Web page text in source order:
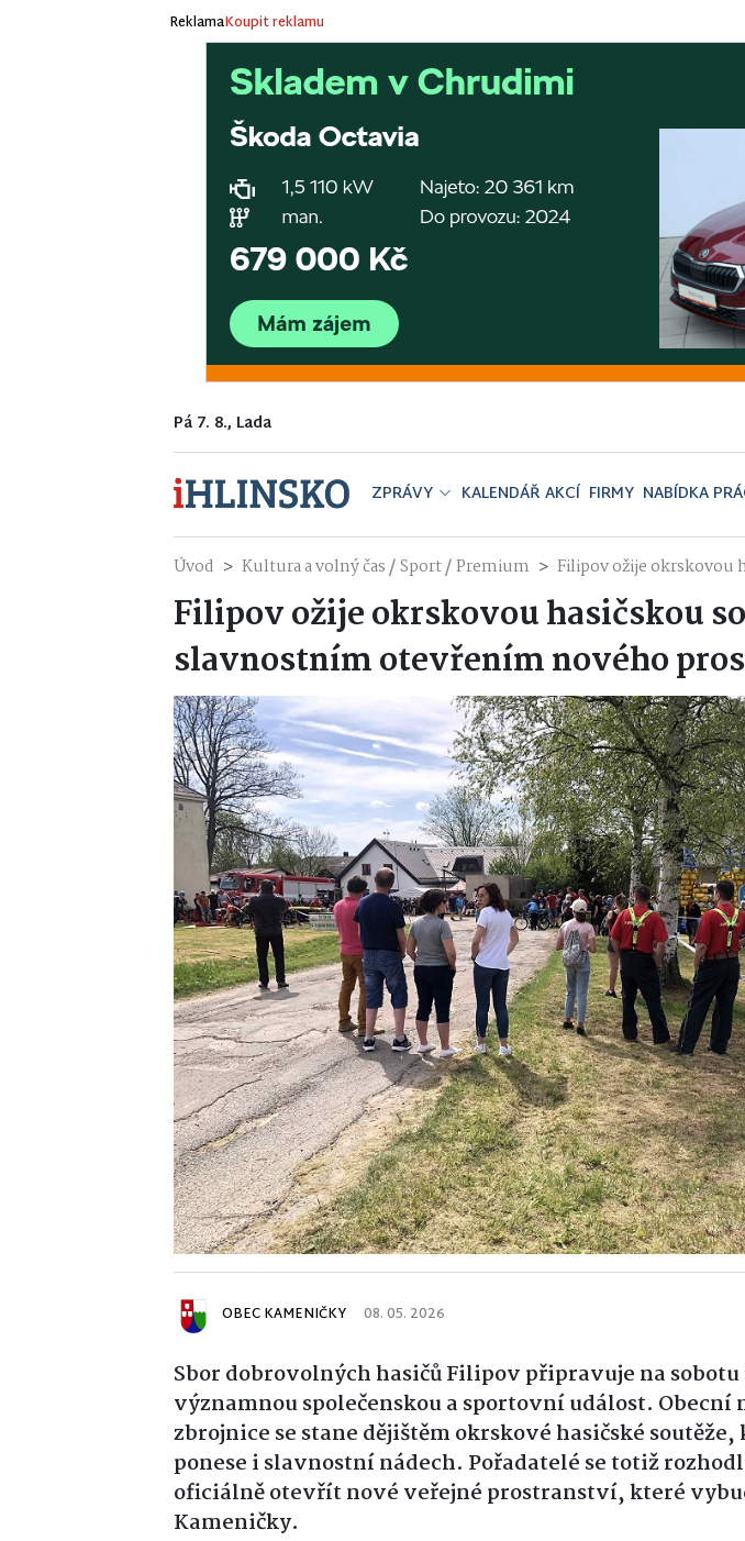
ReklamaKoupit reklamu
Pá 7. 8., Lada
ZPRÁVY KALENDÁŘ AKCÍ FIRMY NABÍDKA
Úvod Kultura a volný čas/Sport/Premium Filipov ožije okrskovou
Filipov ožije okrskovou hasičskou
slavnostním otevřením nového
OBEC KAMENIČKY 08. 05. 2026
Sbor dobrovolných hasičů Filipov připravuje na
významnou společenskou a sportovní událost. Obecní
zbrojnice se stane dějištěm okrskové hasičské
ponese i slavnostní nádech. Pořadatelé se totiž
oficiálně otevřít nové veřejné prostranství, které
Kameničky.